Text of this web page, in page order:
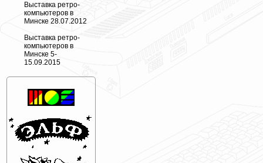
Выставка ретро-
компьютеров в
Минске 28.07.2012
Выставка ретро-
компьютеров в
Минске 5-
15.09.2015